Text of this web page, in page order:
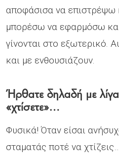
αποφάσισα να
μπορέσω να εφαρμόσω
γίνονται στο εξωτερικό.
και με ενθουσιάζουν.
Ήρθατε δηλαδή με
«χτίσετε»…
Φυσικά! Όταν είσαι
σταματάς ποτέ να